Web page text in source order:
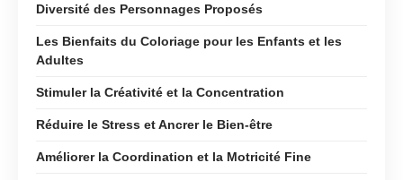
Diversité des Personnages Proposés
Les Bienfaits du Coloriage pour les Enfants et les
Adultes
Stimuler la Créativité et la Concentration
Réduire le Stress et Ancrer le Bien-être
Améliorer la Coordination et la Motricité Fine